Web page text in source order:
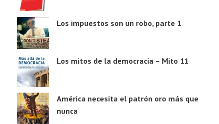
Los impuestos son un robo, parte 1
Los mitos de la democracia – Mito 11
América necesita el patrón oro más que
nunca